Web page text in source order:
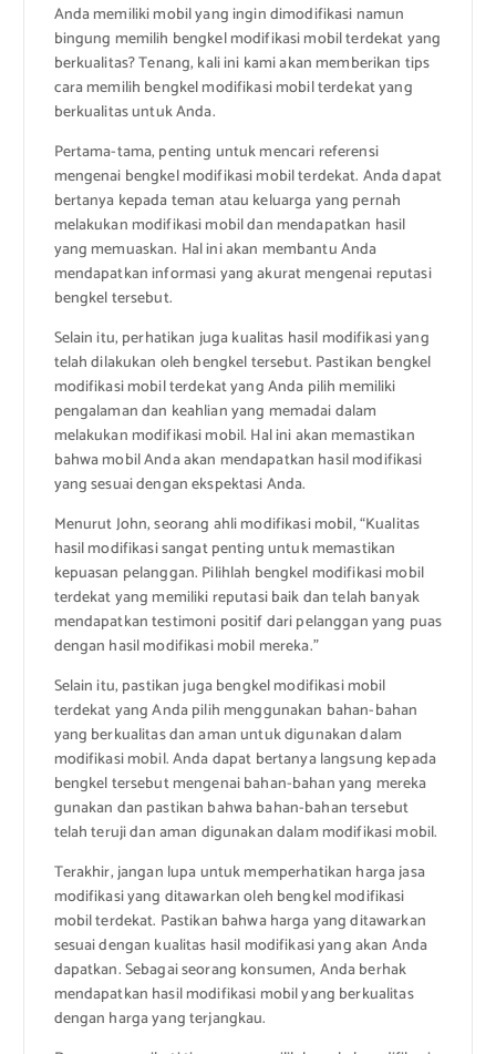
Anda memiliki mobil yang ingin dimodifikasi namun
bingung memilih bengkel modifikasi mobil terdekat yang
berkualitas? Tenang, kali ini kami akan memberikan tips
cara memilih bengkel modifikasi mobil terdekat yang
berkualitas untuk Anda.
Pertama-tama, penting untuk mencari referensi
mengenai bengkel modifikasi mobil terdekat. Anda dapat
bertanya kepada teman atau keluarga yang pernah
melakukan modifikasi mobil dan mendapatkan hasil
yang memuaskan. Hal ini akan membantu Anda
mendapatkan informasi yang akurat mengenai reputasi
bengkel tersebut.
Selain itu, perhatikan juga kualitas hasil modifikasi yang
telah dilakukan oleh bengkel tersebut. Pastikan bengkel
modifikasi mobil terdekat yang Anda pilih memiliki
pengalaman dan keahlian yang memadai dalam
melakukan modifikasi mobil. Hal ini akan memastikan
bahwa mobil Anda akan mendapatkan hasil modifikasi
yang sesuai dengan ekspektasi Anda.
Menurut John, seorang ahli modifikasi mobil, “Kualitas
hasil modifikasi sangat penting untuk memastikan
kepuasan pelanggan. Pilihlah bengkel modifikasi mobil
terdekat yang memiliki reputasi baik dan telah banyak
mendapatkan testimoni positif dari pelanggan yang puas
dengan hasil modifikasi mobil mereka.”
Selain itu, pastikan juga bengkel modifikasi mobil
terdekat yang Anda pilih menggunakan bahan-bahan
yang berkualitas dan aman untuk digunakan dalam
modifikasi mobil. Anda dapat bertanya langsung kepada
bengkel tersebut mengenai bahan-bahan yang mereka
gunakan dan pastikan bahwa bahan-bahan tersebut
telah teruji dan aman digunakan dalam modifikasi mobil.
Terakhir, jangan lupa untuk memperhatikan harga jasa
modifikasi yang ditawarkan oleh bengkel modifikasi
mobil terdekat. Pastikan bahwa harga yang ditawarkan
sesuai dengan kualitas hasil modifikasi yang akan Anda
dapatkan. Sebagai seorang konsumen, Anda berhak
mendapatkan hasil modifikasi mobil yang berkualitas
dengan harga yang terjangkau.